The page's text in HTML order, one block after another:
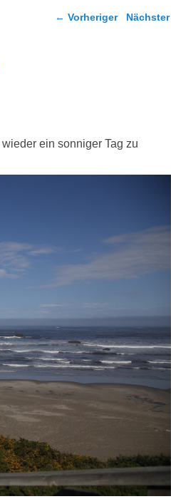
Beitragsnavigation
← Vorheriger Nächster
ein sonniger Tag zu